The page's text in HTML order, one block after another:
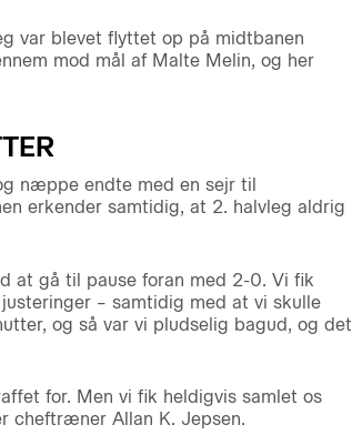
var blevet flyttet op på midtbanen
mod mål af Malte Melin, og her
næppe endte med en sejr til
erkender samtidig, at 2. halvleg aldrig
at gå til pause foran med 2-0. Vi fik
– samtidig med at vi skulle
og så var vi pludselig bagud, og det
for. Men vi fik heldigvis samlet os
cheftræner Allan K. Jepsen.